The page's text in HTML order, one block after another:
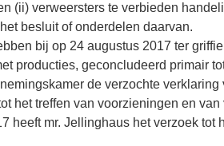
(ii) verweersters te verbieden
besluit of onderdelen daarvan.
bij op 24 augustus 2017 ter
producties, geconcludeerd primair
de verzochte verklaring
het treffen van voorzieningen en
heeft mr. Jellinghaus het verzoek tot